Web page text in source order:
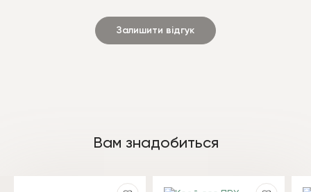
Залишити відгук
Вам знадобиться